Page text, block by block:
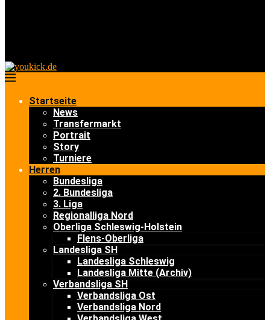
Startseite
News
Transfermarkt
Portrait
Story
Turniere
Herren
Bundesliga
2. Bundesliga
3. Liga
Regionalliga Nord
Oberliga Schleswig-Holstein
Flens-Oberliga
Landesliga SH
Landesliga Schleswig
Landesliga Mitte (Archiv)
Verbandsliga SH
Verbandsliga Ost
Verbandsliga Nord